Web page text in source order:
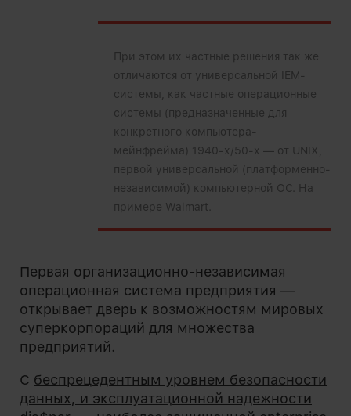
При этом их частные решения так же
отличаются от универсальной IEM-
системы, как частные операционные
системы (предназначенные для
конкретного компьютера-
мейнфрейма) 1940-х/50-х — от UNIX,
первой универсальной (платформенно-
независимой) компьютерной ОС. На
примере Walmart
Первая организационно-независимая
операционная система предприятия —
открывает дверь к возможностям мировых
суперкорпораций для множества
предприятий.
С беспрецедентным уровнем безопасности
данных, и эксплуатационной надежности